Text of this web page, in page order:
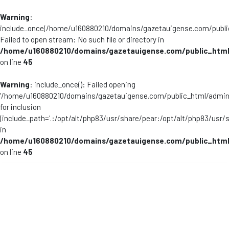
Warning:
include_once(/home/u160880210/domains/gazetauigense.com/
Failed to open stream: No such file or directory in
/home/u160880210/domains/gazetauigense.com/
on line 45
Warning: include_once(): Failed opening
'/home/u160880210/domains/gazetauigense.com/public_html/
for inclusion
(include_path='.:/opt/alt/php83/usr/share/pear:/opt/alt/php83/
in
/home/u160880210/domains/gazetauigense.com/
on line 45